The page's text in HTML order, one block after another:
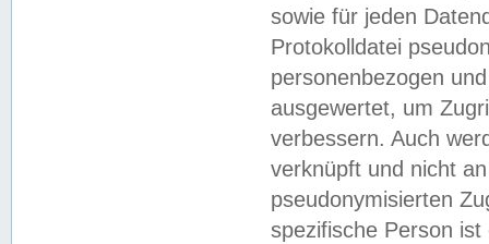
sowie für jeden
Protokolldatei
personenbezogen
ausgewertet, um
verbessern. Auch
verknüpft und nicht
pseudonymisierten
spezifische Person